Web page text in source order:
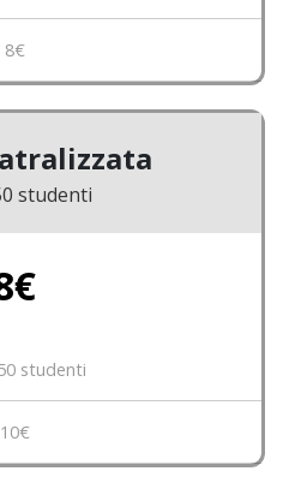
8€
studenti
studenti
10€